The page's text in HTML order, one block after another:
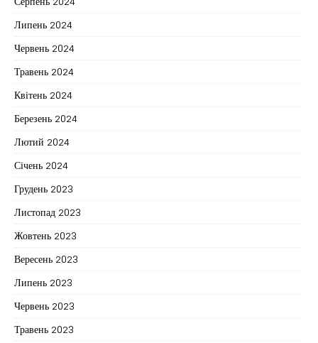
Липень 2024
Червень 2024
Травень 2024
Квітень 2024
Березень 2024
Лютий 2024
Січень 2024
Грудень 2023
Листопад 2023
Жовтень 2023
Вересень 2023
Липень 2023
Червень 2023
Травень 2023